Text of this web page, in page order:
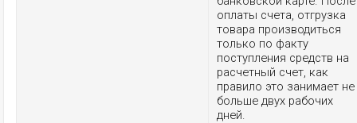
оплаты счета, отгрузка
товара производиться
только по факту
поступления средств на
расчетный счет, как
правило это занимает не
больше двух рабочих
дней.